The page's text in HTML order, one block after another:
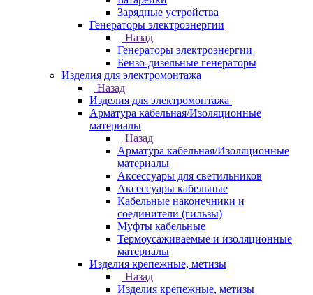
Зарядные устройства
Генераторы электроэнергии
Назад
Генераторы электроэнергии
Бензо-дизельные генераторы
Изделия для электромонтажа
Назад
Изделия для электромонтажа
Арматура кабельная/Изоляционные
материалы
Назад
Арматура кабельная/Изоляционные
материалы
Аксессуары для светильников
Аксессуары кабельные
Кабельные наконечники и
соединители (гильзы)
Муфты кабельные
Термоусаживаемые и изоляционные
материалы
Изделия крепежные, метизы
Назад
Изделия крепежные, метизы